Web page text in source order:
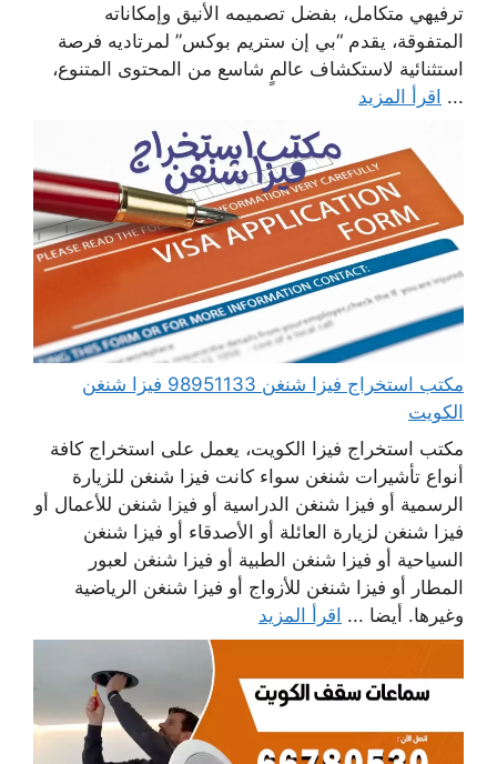
ترفيهي متكامل، بفضل تصميمه الأنيق وإمكاناته
المتفوقة، يقدم “بي إن ستريم بوكس” لمرتاديه فرصة
استثنائية لاستكشاف عالمٍ شاسع من المحتوى المتنوع،
... اقرأ المزيد
مكتب استخراج فيزا شنغن 98951133 فيزا شنغن
الكويت
مكتب استخراج فيزا الكويت، يعمل على استخراج كافة
أنواع تأشيرات شنغن سواء كانت فيزا شنغن للزيارة
الرسمية أو فيزا شنغن الدراسية أو فيزا شنغن للأعمال أو
فيزا شنغن لزيارة العائلة أو الأصدقاء أو فيزا شنغن
السياحية أو فيزا شنغن الطبية أو فيزا شنغن لعبور
المطار أو فيزا شنغن للأزواج أو فيزا شنغن الرياضية
وغيرها. أيضا ... اقرأ المزيد